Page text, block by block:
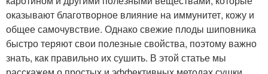
оказывают благотворное влияние на иммунитет, кожу и
общее самочувствие. Однако свежие плоды шиповника
быстро теряют свои полезные свойства, поэтому важно
знать, как правильно их сушить. В этой статье мы